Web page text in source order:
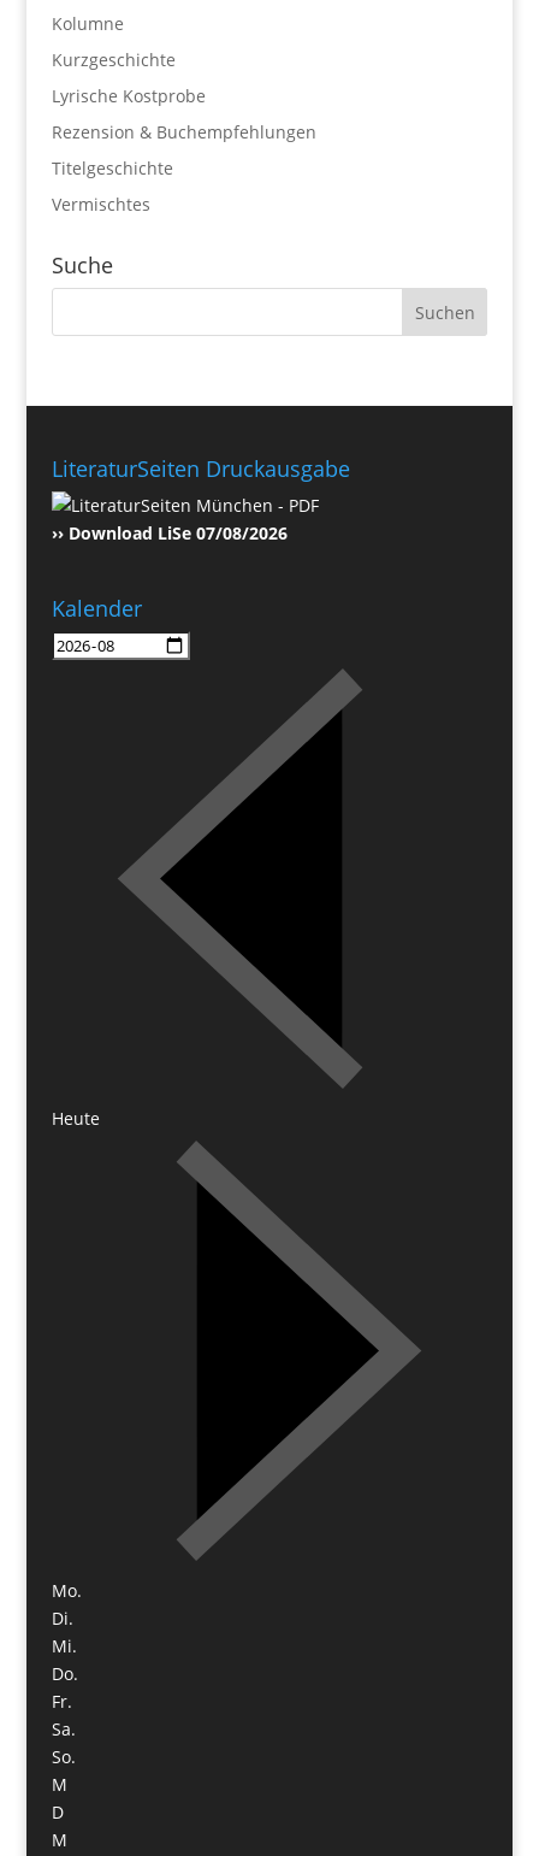
Kolumne
Kurzgeschichte
Lyrische Kostprobe
Rezension & Buchempfehlungen
Titelgeschichte
Vermischtes
Suche
LiteraturSeiten Druckausgabe
›› Download LiSe 07/08/2026
Kalender
Heute
Mo.
Di.
Mi.
Do.
Fr.
Sa.
So.
M
D
M